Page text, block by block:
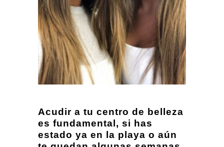
Acudir a tu centro de belleza
es fundamental, si has
estado ya en la playa o aún